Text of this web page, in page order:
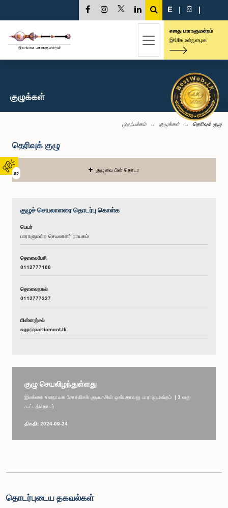
02
E | සි |
எனது பாராளுமன்றம்
இங்கே உள்நுழைக
குழுக்கள்
முதற்பக்கம் குழுக்கள் தெரிவுக் குழு
தெரிவுக் குழு
குழுவை பின் தொடர
குழுச் செயலாளரை தொடர்பு கொள்க
பெயர்
பாராளுமன்ற செயலாளர் நாயகம்
தொலைபேசி
0112777100
தொலைநகல்
0112777227
மின்னஞ்சல்
sgp@parliament.lk
குழு செயலிழந்துள்ளது
இலங்கை சனநாயக சோசலிசக் குடியரசின் ஒன்பதாவது பாராளுமன்றம் | 3 வது
கூட்டத்தொடர்
திகதி: 2024-09-24
தொடர்புடைய தகவல்கள்